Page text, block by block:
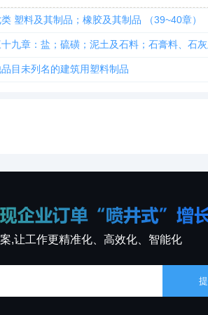
塑料及其制品；橡胶及其制品 （39~40章）
九章：盐；硫磺；泥土及石料；石膏料、石
目未列名的建筑用塑料制品
,让工作更精准化、高效化、智能化